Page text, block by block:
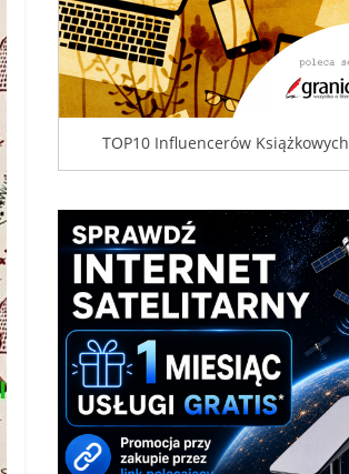
TOP10 Influencerów Książkowych